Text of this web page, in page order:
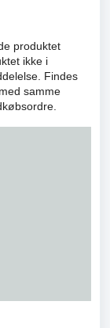
produktet
ikke i
Findes
samme